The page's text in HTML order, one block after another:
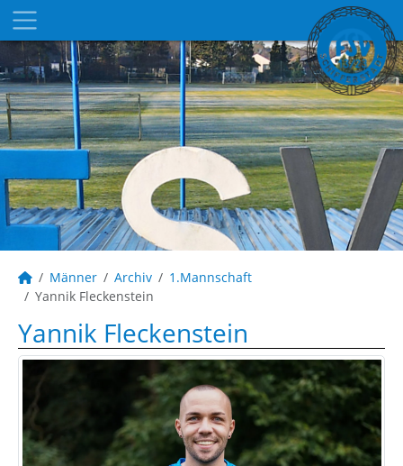
Männer Archiv
1.Mannschaft
Yannik Fleckenstein
Yannik Fleckenstein